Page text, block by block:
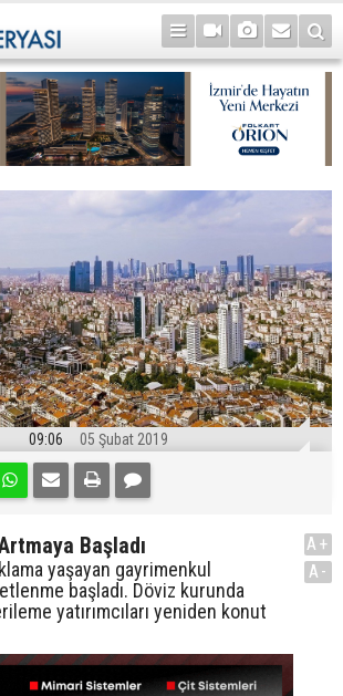
09:06 05 Şubat 2019
Başladı
yaşayan gayrimenkul
başladı. Döviz kurunda
yatırımcıları yeniden konut
A+
A-